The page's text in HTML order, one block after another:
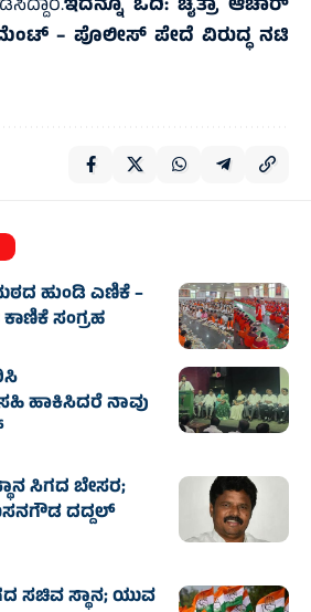
ಇದನ್ನೂ ಓದಿ:ಚೈತ್ರಾ ಆಚಾರ್
– ಪೊಲೀಸ್ ಪೇದೆ ವಿರುದ್ಧ ನಟಿ
ಹುಂಡಿ ಎಣಿಕೆ –
ಸಂಗ್ರಹ
ಹಾಕಿಸಿದರೆ ನಾವು
ಸಿಗದ ಬೇಸರ;
ಬಸನಗೌಡ ದದ್ದಲ್‌
ಸಚಿವ ಸ್ಥಾನ; ಯುವ